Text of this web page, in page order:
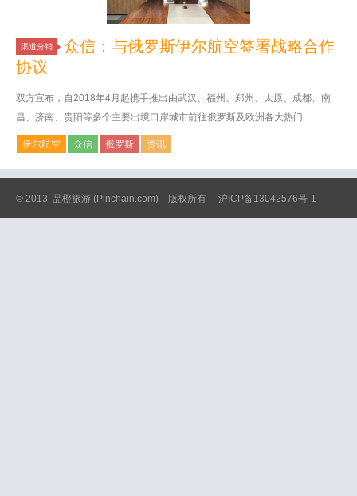
渠道分销
众信：与俄罗斯伊尔航空签署战略合作
协议
双方宣布，自2018年4月起携手推出由武汉、福州、郑州、太原、成都、南
昌、济南、贵阳等多个主要出境口岸城市前往俄罗斯及欧洲各大热门...
伊尔航空 众信 俄罗斯 资讯
© 2013 品橙旅游 (Pinchain.com) 版权所有 沪ICP备13042576号-1